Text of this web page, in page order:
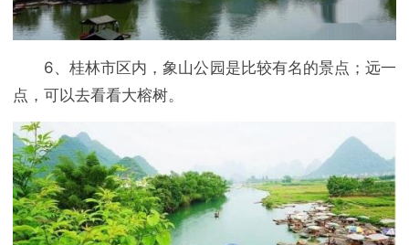
6、桂林市区内，象山公园是比较有名的景点；远一
点，可以去看看大榕树。